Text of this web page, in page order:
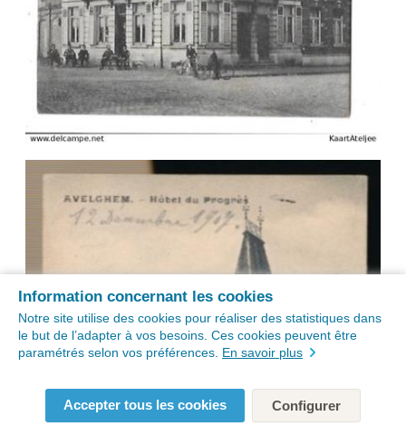
Information concernant les cookies
Notre site utilise des cookies pour réaliser des statistiques dans
le but de l’adapter à vos besoins. Ces cookies peuvent être
paramétrés selon vos préférences. En savoir plus
Accepter tous les cookies Configurer